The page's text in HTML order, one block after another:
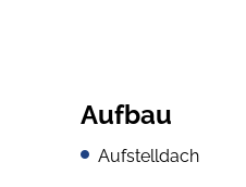
Aufbau
Aufstelldach